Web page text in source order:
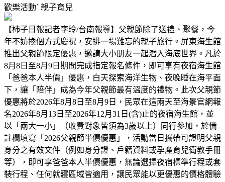
歡樂活動ˋ 親子育兒
【柿子日報記者李玲/台南報導】父親節除了送禮、聚餐，今
年不妨換個方式慶祝，安排一場難忘的親子旅行。屏東海生館
推出父親節限定優惠，邀請大小朋友一起潛入海底世界。凡於
8月8日至8月9日期間完成指定報名條件，即可享有夜宿海生館
「爸爸本人半價」優惠，白天探索海洋生物、夜晚睡在海平面
下，讓「陪伴」成為今年父親節最有溫度的禮物。此次父親節
優惠將於2026年8月8日至8月9日，民眾在這兩天至海景官網報
名2026年8月13日至2026年12月31日(含)止的夜宿海生館，並
以「兩大一小」（收費對象皆須為3歲以上）同行參加，於備
註欄填寫「2026父親節半價優惠」，活動當日攜帶可證明父親
身分之有效文件（例如身分證、戶籍資料或孕產育兒衛教手冊
等），即可享爸爸本人半價優惠，無論選擇夜宿標準行程或套
裝行程、任何就寢區域皆適用，讓民眾能以更優惠的價格體驗